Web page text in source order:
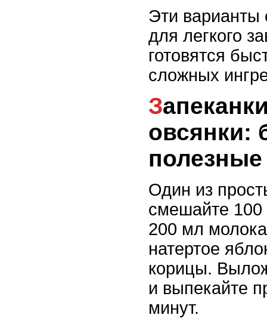
Эти варианты
для легкого
готовятся
сложных
Запеканки на основе
овсянки:
Один из
смешайте 100
200 мл
натертое
корицы.
и выпекайте
минут.